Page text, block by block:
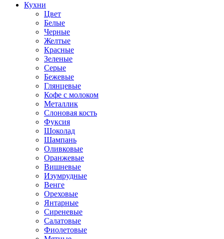
Кухни
Цвет
Белые
Черные
Желтые
Красные
Зеленые
Серые
Бежевые
Глянцевые
Кофе с молоком
Металлик
Слоновая кость
Фуксия
Шоколад
Шампань
Оливковые
Оранжевые
Вишневые
Изумрудные
Венге
Ореховые
Янтарные
Сиреневые
Салатовые
Фиолетовые